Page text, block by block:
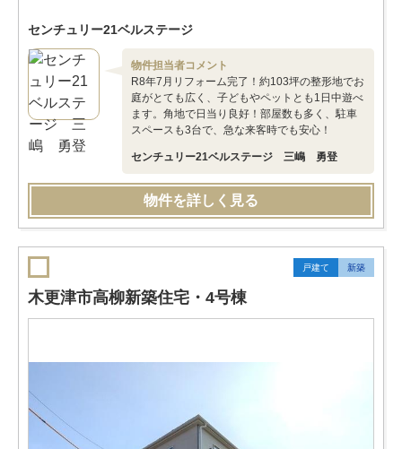
センチュリー21ベルステージ
物件担当者コメント
R8年7月リフォーム完了！約103坪の整形地でお
庭がとても広く、子どもやペットとも1日中遊べ
ます。角地で日当り良好！部屋数も多く、駐車
スペースも3台で、急な来客時でも安心！
センチュリー21ベルステージ 三嶋 勇登
物件を詳しく見る
戸建て 新築
木更津市高柳新築住宅・4号棟